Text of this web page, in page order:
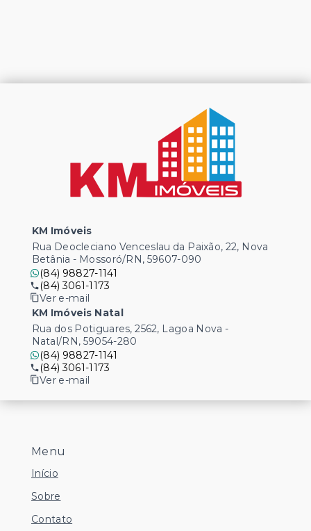
Menu
Início
Sobre
Contato
KM Imóveis
Rua Deocleciano Venceslau da Paixão, 22, Nova
Betânia - Mossoró/RN, 59607-090
(84) 98827-1141
(84) 3061-1173
Ver e-mail
KM Imóveis Natal
Rua dos Potiguares, 2562, Lagoa Nova -
Natal/RN, 59054-280
(84) 98827-1141
(84) 3061-1173
Ver e-mail